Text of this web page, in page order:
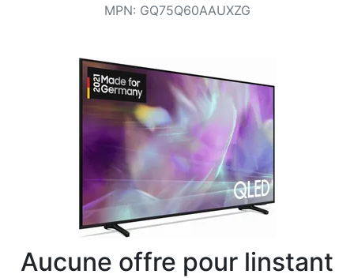
Catégories
MPN: GQ75Q60AAUXZG
Aucune offre pour linstant